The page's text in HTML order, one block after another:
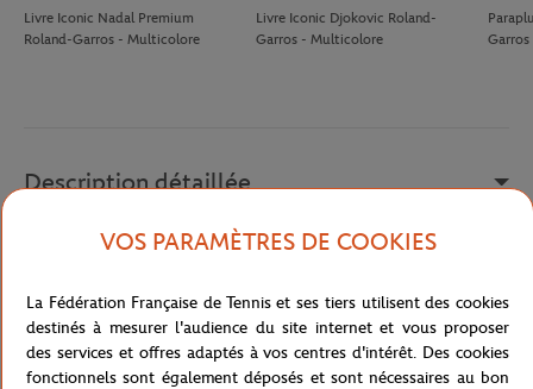
Livre Iconic Nadal Premium
Roland-Garros - Multicolore
Livre Iconic Djokovic Roland-
Garros - Multicolore
Description détaillée
Quel meilleur souvenir de la quinzaine légendaire que de
grands joueur?
Référence : RDEU0118-MLT-TU
VOS PARAMÈTRES DE COOKIES
La Fédération Française de Tennis et ses tiers utilisent des cookies
destinés à mesurer l'audience du site internet et vous proposer
des services et offres adaptés à vos centres d'intérêt. Des cookies
fonctionnels sont également déposés et sont nécessaires au bon